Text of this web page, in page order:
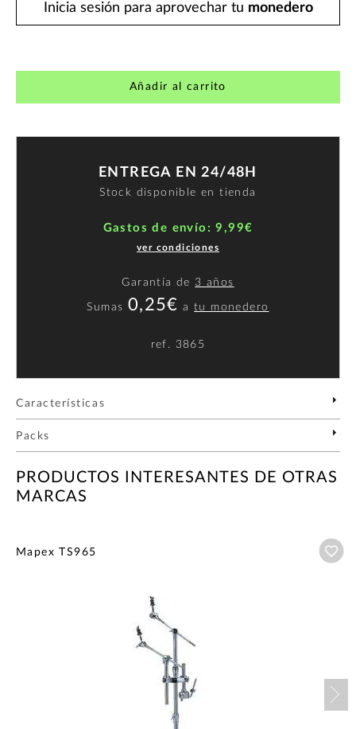
Inicia sesión para aprovechar tu monedero
Añadir al carrito
ENTREGA EN 24/48H
Stock disponible en tienda
Gastos de envío: 9,99€
ver condiciones
Garantía de 3 años
Sumas 0,25€ atu monedero
ref. 3865
Características
Packs
PRODUCTOS INTERESANTES DE OTRAS
MARCAS
Mapex TS965